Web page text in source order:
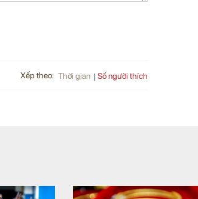
Xếp theo: Thời gian Số người thích